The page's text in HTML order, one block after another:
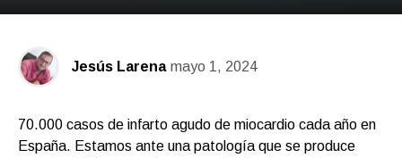
Jesús Larena mayo 1, 2024
70.000 casos de infarto agudo de miocardio cada año en
España. Estamos ante una patología que se produce